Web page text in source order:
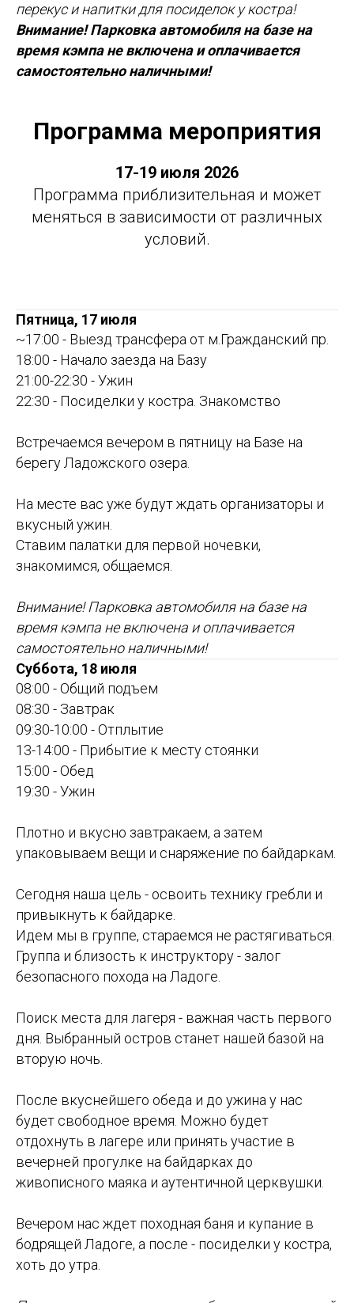
перекус и напитки для посиделок у костра!
Внимание! Парковка автомобиля на базе на
время кэмпа не включена и оплачивается
самостоятельно наличными!
Программа мероприятия
17-19 июля 2026
Программа приблизительная и может
меняться в зависимости от различных
условий.
Пятница, 17 июля
~17:00 - Выезд трансфера от м.Гражданский пр.
18:00 - Начало заезда на Базу
21:00-22:30 - Ужин
22:30 - Посиделки у костра. Знакомство
Встречаемся вечером в пятницу на Базе на
берегу Ладожского озера.
На месте вас уже будут ждать организаторы и
вкусный ужин.
Ставим палатки для первой ночевки,
знакомимся, общаемся.
Внимание! Парковка автомобиля на базе на
время кэмпа не включена и оплачивается
самостоятельно наличными!
Суббота, 18 июля
08:00 - Общий подъем
08:30 - Завтрак
09:30-10:00 - Отплытие
13-14:00 - Прибытие к месту стоянки
15:00 - Обед
19:30 - Ужин
Плотно и вкусно завтракаем, а затем
упаковываем вещи и снаряжение по байдаркам.
Сегодня наша цель - освоить технику гребли и
привыкнуть к байдарке.
Идем мы в группе, стараемся не растягиваться.
Группа и близость к инструктору - залог
безопасного похода на Ладоге.
Поиск места для лагеря - важная часть первого
дня. Выбранный остров станет нашей базой на
вторую ночь.
После вкуснейшего обеда и до ужина у нас
будет свободное время. Можно будет
отдохнуть в лагере или принять участие в
вечерней прогулке на байдарках до
живописного маяка и аутентичной церквушки.
Вечером нас ждет походная баня и купание в
бодрящей Ладоге, а после - посиделки у костра,
хоть до утра.